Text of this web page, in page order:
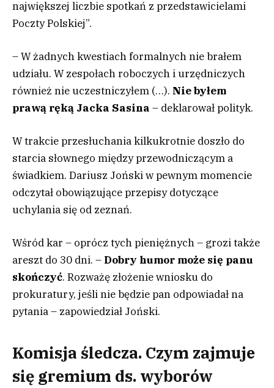
największej liczbie spotkań z przedstawicielami
Poczty Polskiej”.
– W żadnych kwestiach formalnych nie brałem
udziału. W zespołach roboczych i urzędniczych
również nie uczestniczyłem (…). Nie byłem
prawą ręką Jacka Sasina – deklarował polityk.
W trakcie przesłuchania kilkukrotnie doszło do
starcia słownego między przewodniczącym a
świadkiem. Dariusz Joński w pewnym momencie
odczytał obowiązujące przepisy dotyczące
uchylania się od zeznań.
Wśród kar – oprócz tych pieniężnych – grozi także
areszt do 30 dni. – Dobry humor może się panu
skończyć. Rozważę złożenie wniosku do
prokuratury, jeśli nie będzie pan odpowiadał na
pytania – zapowiedział Joński.
Komisja śledcza. Czym zajmuje
się gremium ds. wyborów